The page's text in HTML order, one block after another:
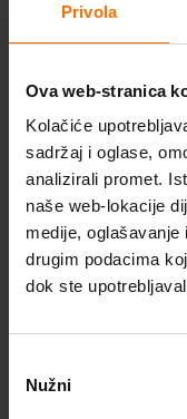
Privola
Ova web-stranica
Kolačiće
sadržaj i oglase,
analizirali promet.
naše web-lokacije
medije,
drugim podacima
dok ste
pristanka
Nužni
Škola
Postavi pitanje
odgovoriti na
stranicu, otključaj
dodatne